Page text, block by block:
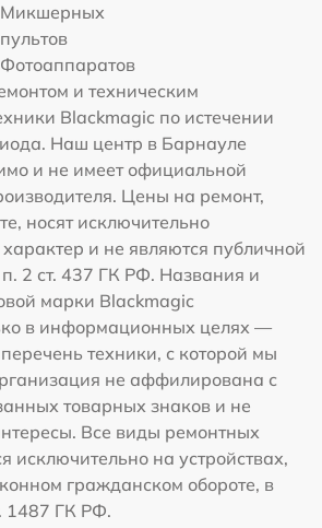
Микшерных
пультов
Фотоаппаратов
и техническим
Blackmagic по истечении
Наш центр в Барнауле
и не имеет официальной
Цены на ремонт,
носят исключительно
и не являются публичной
2 ст. 437 ГК РФ. Названия и
марки Blackmagic
в информационных целях —
техники, с которой мы
не аффилирована с
товарных знаков и не
Все виды ремонтных
исключительно на устройствах,
гражданском обороте, в
1487 ГК РФ.